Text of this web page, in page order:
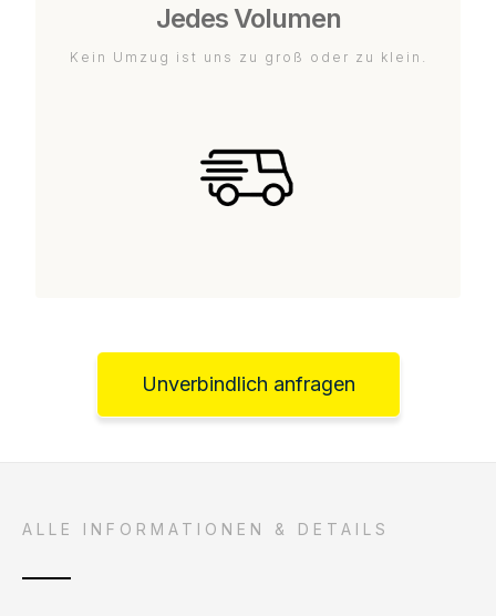
Jedes Volumen
Kein Umzug ist uns zu groß oder zu klein.
Unverbindlich anfragen
ALLE INFORMATIONEN & DETAILS